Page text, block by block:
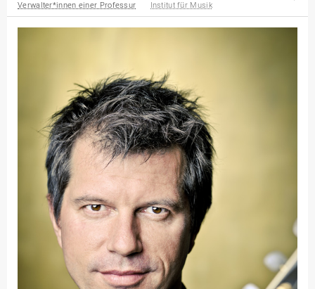
Fakultät
Agrarwissenschaften und
Ingenieurwissenschaften
und Informatik
Fakultät Management,
Kultur und Technik
Fakultät Wirtschafts- und
Sozialwissenschaften
Finanzen
Forschung, Kooperation,
Drittmittel
Gebäude und Technik
Gesellschaftliches
Engagement
Verwalter*innen einer Professur Institut für Musik